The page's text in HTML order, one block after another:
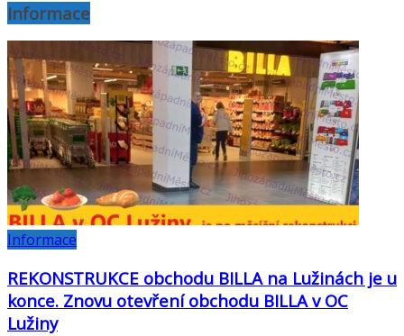
Informace
Informace
REKONSTRUKCE obchodu BILLA na Lužinách je u
konce. Znovu otevření obchodu BILLA v OC
Lužiny